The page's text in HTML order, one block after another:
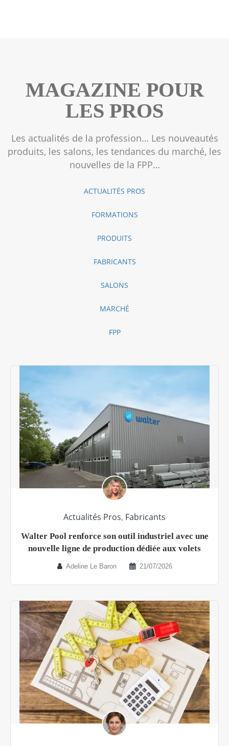
MAGAZINE POUR
LES PROS
Les actualités de la profession… Les nouveautés
produits, les salons, les tendances du marché, les
nouvelles de la FPP…
ACTUALITÉS PROS
FORMATIONS
PRODUITS
FABRICANTS
SALONS
MARCHÉ
FPP
Actualités Pros, Fabricants
Walter Pool renforce son outil industriel avec une
nouvelle ligne de production dédiée aux volets
Adeline Le Baron 21/07/2026